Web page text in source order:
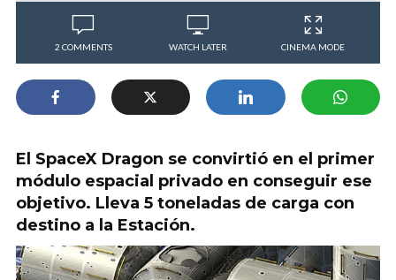
2 COMMENTS WATCH LATER CINEMA MODE
El SpaceX Dragon se convirtió en el primer
módulo espacial privado en conseguir ese
objetivo. Lleva 5 toneladas de carga con
destino a la Estación.